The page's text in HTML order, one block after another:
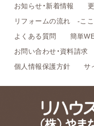
お知らせ・新着情報
リフォームの流れ -ここ
よくある質問
簡単
お問い合わせ・資料請求
個人情報保護方針
サ